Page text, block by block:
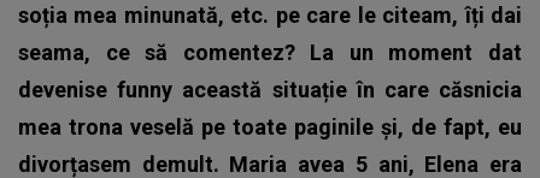
soția mea minunată, etc. pe care le citeam, îți dai
seama, ce să comentez? La un moment dat
devenise funny această situație în care căsnicia
mea trona veselă pe toate paginile și, de fapt, eu
divorțasem demult. Maria avea 5 ani, Elena era